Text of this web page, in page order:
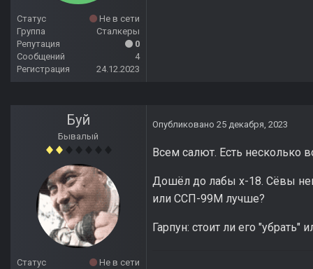
Статус
Не в сети
Группа
Сталкеры
Репутация
0
Сообщений
4
Регистрация
24.12.2023
Буй
Бывалый
Статус
Не в сети
Опубликовано 25 декабря, 2023
Всем салют. Есть несколько
Дошёл до лабы х-18. Сёвы
или ССП-99М лучше?
Гарпун: стоит ли его